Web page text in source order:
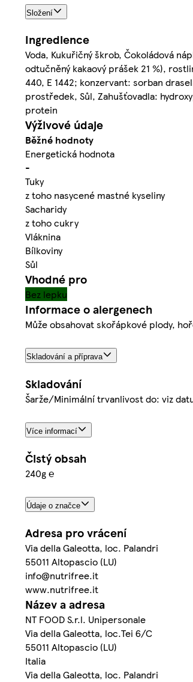
Složení
Ingredience
Voda, Kukuřičný škrob, Čokoládová
odtučněný kakaový prášek 21 %),
440, E 1442; konzervant: sorban
prostředek, Sůl, Zahušťovadla:
protein
Výživové údaje
Běžné hodnoty
Energetická hodnota
-
Tuky
z toho nasycené mastné kyseliny
Sacharidy
z toho cukry
Vláknina
Bílkoviny
Sůl
Vhodné pro
Bez lepku
Informace o alergenech
Může obsahovat skořápkové plody,
Skladování a příprava
Skladování
Šarže/Minimální trvanlivost do: viz
Více informací
Čistý obsah
240g ℮
Údaje o značce
Adresa pro vrácení
Via della Galeotta, loc. Palandri
55011 Altopascio (LU)
info@nutrifree.it
www.nutrifree.it
Název a adresa
NT FOOD S.r.l. Unipersonale
Via della Galeotta, loc.Tei 6/C
55011 Altopascio (LU)
Italia
Via della Galeotta, loc. Palandri